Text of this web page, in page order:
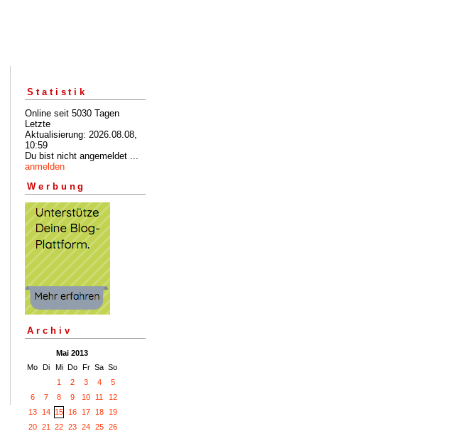
Statistik
Online seit 5030 Tagen
Letzte
Aktualisierung: 2026.08.08,
10:59
Du bist nicht angemeldet ...
anmelden
Werbung
Archiv
Mai 2013
Mo Di Mi Do Fr Sa So
1
2 3 4
5
6
7 8 9 10 11
12
13
14 15 16 17 18
19
20
21 22 23 24 25
26